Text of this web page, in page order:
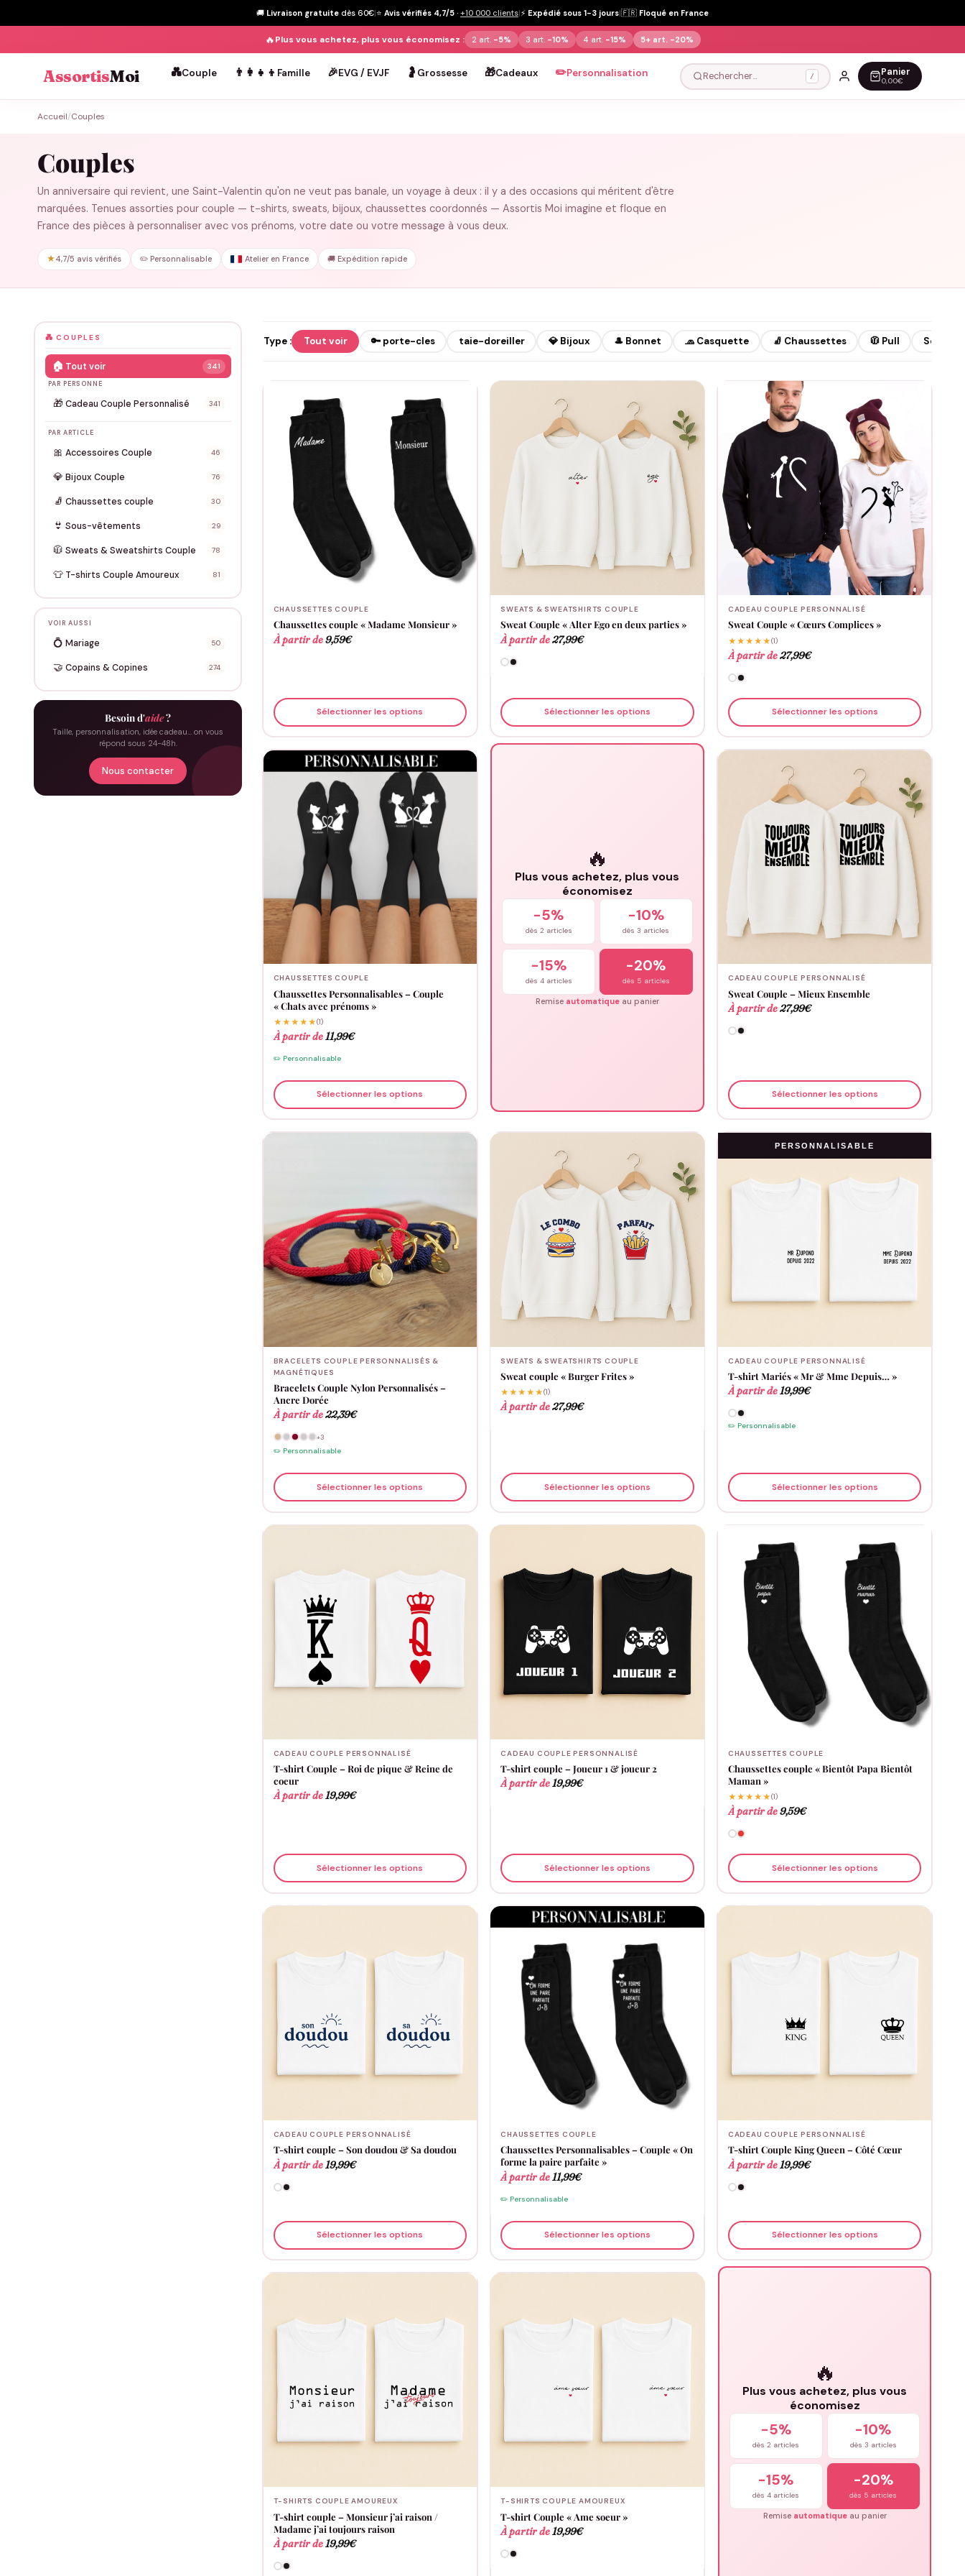
🚚 Livraison gratuite dès 60€|⭐ Avis vérifiés 4,7/5 · +10 000 clients|⚡ Expédié sous 1-3 jours|🇫🇷 Floqué en France
🔥Plus vous achetez, plus vous économisez : 2 art. -5% 3 art. -10% 4 art. -15% 5+ art. -20%
AssortisMoi 💑Couple 👨‍👩‍👧‍👦 Famille 🎉EVG / EVJF 🤰 Grossesse 🎁Cadeaux ✏️Personnalisation Rechercher… / Panier
0,00€
Accueil/Couples
Couples
Un anniversaire qui revient, une Saint-Valentin qu'on ne veut pas banale, un voyage à deux : il y a des occasions qui méritent d'être
marquées. Tenues assorties pour couple — t-shirts, sweats, bijoux, chaussettes coordonnés — Assortis Moi imagine et floque en
France des pièces à personnaliser avec vos prénoms, votre date ou votre message à vous deux.
★4,7/5 avis vérifiés ✏️ Personnalisable Atelier en France 🚚 Expédition rapide
💑 COUPLES
🏠 Tout voir 341
PAR PERSONNE
🎁 Cadeau Couple Personnalisé 341
PAR ARTICLE
🎀 Accessoires Couple 46
💎 Bijoux Couple 76
🧦 Chaussettes couple 30
👙 Sous-vêtements 29
🧥 Sweats & Sweatshirts Couple 78
👕 T-shirts Couple Amoureux 81
VOIR AUSSI
💍 Mariage 50
🤝 Copains & Copines 274
Besoin d'aide?
Taille, personnalisation, idée cadeau… on vous
répond sous 24-48h.
Nous contacter
Type : Tout voir 🔑 porte-cles taie-doreiller 💎 Bijoux 🎩 Bonnet 🧢 Casquette 🧦 Chaussettes 🧥 Pull Sous-
CHAUSSETTES COUPLE
Chaussettes couple « Madame Monsieur »
À partir de9,59€
Sélectionner les options
SWEATS & SWEATSHIRTS COUPLE
Sweat Couple « Alter Ego en deux parties »
À partir de27,99€
Sélectionner les options
CADEAU COUPLE PERSONNALISÉ
Sweat Couple « Cœurs Complices »
★★★★★(1)
À partir de27,99€
Sélectionner les options
CHAUSSETTES COUPLE
Chaussettes Personnalisables – Couple
« Chats avec prénoms »
★★★★★(1)
À partir de11,99€
✏️ Personnalisable
Sélectionner les options
🔥
Plus vous achetez, plus vous
économisez
-5%
dès 2 articles
-10%
dès 3 articles
-15%
dès 4 articles
-20%
dès 5 articles
Remise automatiqueau panier
CADEAU COUPLE PERSONNALISÉ
Sweat Couple – Mieux Ensemble
À partir de27,99€
Sélectionner les options
BRACELETS COUPLE PERSONNALISÉS &
MAGNÉTIQUES
Bracelets Couple Nylon Personnalisés –
Ancre Dorée
À partir de22,39€
+3
✏️ Personnalisable
Sélectionner les options
SWEATS & SWEATSHIRTS COUPLE
Sweat couple « Burger Frites »
★★★★★(1)
À partir de27,99€
Sélectionner les options
PERSONNALISABLE
CADEAU COUPLE PERSONNALISÉ
T-shirt Mariés « Mr & Mme Depuis… »
À partir de19,99€
✏️ Personnalisable
Sélectionner les options
CADEAU COUPLE PERSONNALISÉ
T-shirt Couple – Roi de pique & Reine de
coeur
À partir de19,99€
Sélectionner les options
CADEAU COUPLE PERSONNALISÉ
T-shirt couple – Joueur 1 & joueur 2
À partir de19,99€
Sélectionner les options
CHAUSSETTES COUPLE
Chaussettes couple « Bientôt Papa Bientôt
Maman »
★★★★★(1)
À partir de9,59€
Sélectionner les options
CADEAU COUPLE PERSONNALISÉ
T-shirt couple – Son doudou & Sa doudou
À partir de 19,99€
Sélectionner les options
CHAUSSETTES COUPLE
Chaussettes Personnalisables – Couple « On
forme la paire parfaite »
À partir de 11,99€
✏️ Personnalisable
Sélectionner les options
CADEAU COUPLE PERSONNALISÉ
T-shirt Couple King Queen – Côté Cœur
À partir de 19,99€
Sélectionner les options
T-SHIRTS COUPLE AMOUREUX
T-shirt couple – Monsieur j’ai raison /
Madame j’ai toujours raison
À partir de19,99€
T-SHIRTS COUPLE AMOUREUX
T-shirt Couple « Ame soeur »
À partir de19,99€
🔥
Plus vous achetez, plus vous
économisez
-5%
dès 2 articles
-10%
dès 3 articles
-15%
dès 4 articles
-20%
dès 5 articles
Remise automatiqueau panier